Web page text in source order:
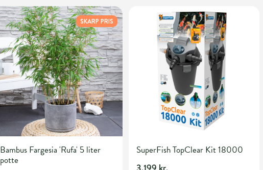
SKARP PRIS
Bambus Fargesia 'Rufa' 5 liter
potte
SuperFish TopClear Kit 18000